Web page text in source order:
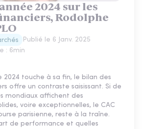
2024 sur les
Rodolphe
Publié le 6 Janv. 2025
: 6min
2024 touche à sa fin, le bilan des
offre un contraste saisissant. Si de
mondiaux affichent des
voire exceptionnelles, le CAC
parisienne, reste à la traîne.
de performance et quelles